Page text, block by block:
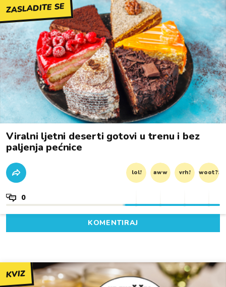
ZASLADITE SE
Viralni ljetni deserti gotovi u trenu i bez
paljenja pećnice
lol! aww vrh! woot?!
0
KOMENTIRAJ
KVIZ